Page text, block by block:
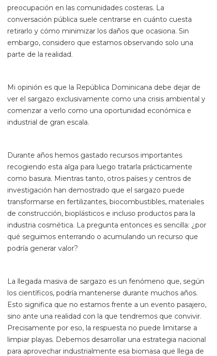
preocupación en las comunidades costeras. La
conversación pública suele centrarse en cuánto cuesta
retirarlo y cómo minimizar los daños que ocasiona. Sin
embargo, considero que estamos observando solo una
parte de la realidad.
Mi opinión es que la República Dominicana debe dejar de
ver el sargazo exclusivamente como una crisis ambiental y
comenzar a verlo como una oportunidad económica e
industrial de gran escala.
Durante años hemos gastado recursos importantes
recogiendo esta alga para luego tratarla prácticamente
como basura. Mientras tanto, otros países y centros de
investigación han demostrado que el sargazo puede
transformarse en fertilizantes, biocombustibles, materiales
de construcción, bioplásticos e incluso productos para la
industria cosmética. La pregunta entonces es sencilla: ¿por
qué seguimos enterrando o acumulando un recurso que
podría generar valor?
La llegada masiva de sargazo es un fenómeno que, según
los científicos, podría mantenerse durante muchos años.
Esto significa que no estamos frente a un evento pasajero,
sino ante una realidad con la que tendremos que convivir.
Precisamente por eso, la respuesta no puede limitarse a
limpiar playas. Debemos desarrollar una estrategia nacional
para aprovechar industrialmente esa biomasa que llega de